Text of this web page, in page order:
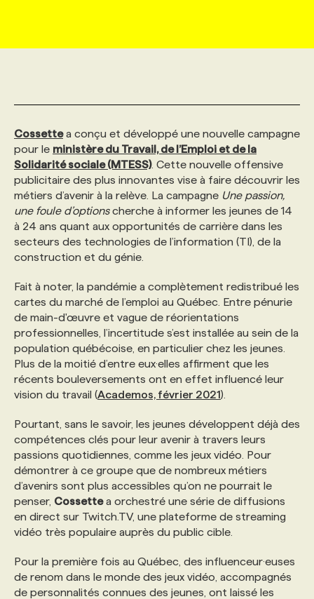
PRIX ET DISTINCTIONS
TENDANCES
GEO/SEO
ÉVÉNEMENTIEL
NOS AUTEUR‧RICES
FAQ
ANNONCEZ AVEC NOUS
FORMATIONS PERSONNALISÉES
NOS FORMATEUR‧RICES
POURQUOI CHOISIR NOS FORMATIONS
NOS TARIFS
PROGRAMMES DE SUBVENTIONS
FAQ
ANNONCEZ AVEC NOUS
NOS TARIFS
NOS EXPERTISES
FAQ
ANNONCEZ AVEC NOUS
Cossettea conçu et développé une nouvelle campagne
pour le ministère du Travail, de l’Emploi et de la
Solidarité sociale (MTESS). Cette nouvelle offensive
publicitaire des plus innovantes vise à faire découvrir les
métiers d’avenir à la relève. La campagne Une passion,
une foule d’optionscherche à informer les jeunes de 14
à 24 ans quant aux opportunités de carrière dans les
secteurs des technologies de l’information (TI), de la
construction et du génie.
Fait à noter, la pandémie a complètement redistribué les
cartes du marché de l’emploi au Québec. Entre pénurie
de main-d'œuvre et vague de réorientations
professionnelles, l’incertitude s’est installée au sein de la
population québécoise, en particulier chez les jeunes.
Plus de la moitié d’entre eux·elles affirment que les
récents bouleversements ont en effet influencé leur
vision du travail (Academos, février 2021).
Pourtant, sans le savoir, les jeunes développent déjà des
compétences clés pour leur avenir à travers leurs
passions quotidiennes, comme les jeux vidéo. Pour
démontrer à ce groupe que de nombreux métiers
d’avenirs sont plus accessibles qu’on ne pourrait le
penser, Cossettea orchestré une série de diffusions
en direct sur Twitch.TV, une plateforme de streaming
vidéo très populaire auprès du public cible.
Pour la première fois au Québec, des influenceur·euses
de renom dans le monde des jeux vidéo, accompagnés
de personnalités connues des jeunes, ont laissé les